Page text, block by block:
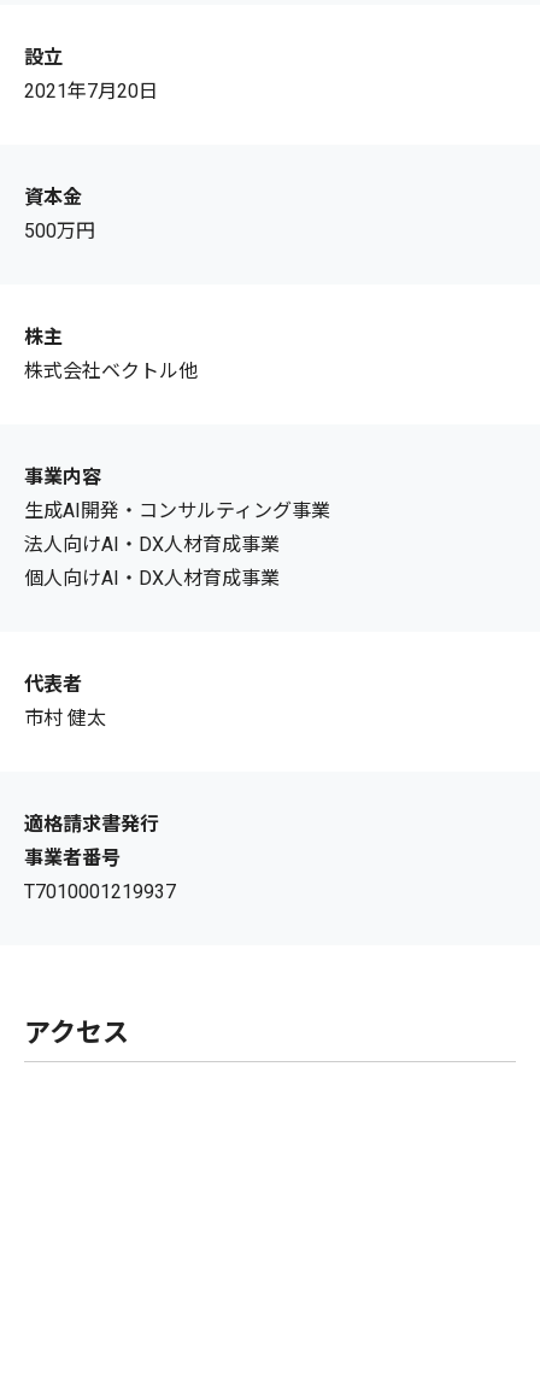
設立
2021年7月20日
資本金
500万円
株主
株式会社ベクトル他
事業内容
生成AI開発・コンサルティング事業
法人向けAI・DX人材育成事業
個人向けAI・DX人材育成事業
代表者
市村 健太
適格請求書発行
事業者番号
T7010001219937
アクセス